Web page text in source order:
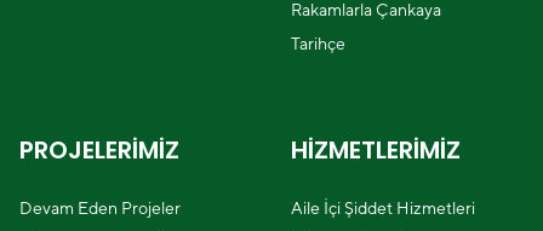
Rakamlarla Çankaya
Tarihçe
PROJELERİMİZ
Devam Eden Projeler
HİZMETLERİMİZ
Aile İçi Şiddet Hizmetleri